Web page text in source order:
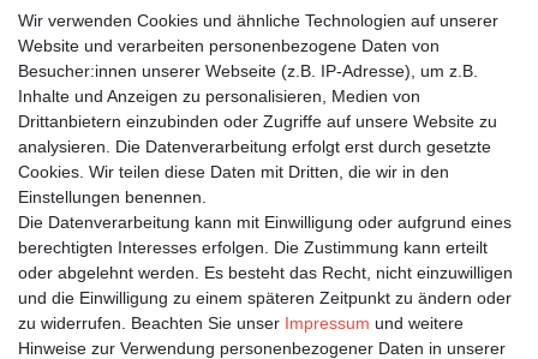
Wunschliste
Warenkorb
Bleiben Sie auf dem Laufenden ...
E-MAIL **
Newsletter
Honig
Hiermit bestätige ich, dass ich die
Einwilligung kann ich jederzeit widerrufen.**
Abonnieren
** Hierbei handelt es sich um ein Pflichtfeld.
Wir verwenden Cookies und ähnliche Technologien auf unserer
Website und verarbeiten personenbezogene Daten von
Besucher:innen unserer Webseite (z.B. IP-Adresse), um z.B.
Inhalte und Anzeigen zu personalisieren, Medien von
Drittanbietern einzubinden oder Zugriffe auf unsere Website zu
analysieren. Die Datenverarbeitung erfolgt erst durch gesetzte
Cookies. Wir teilen diese Daten mit Dritten, die wir in den
Einstellungen benennen.
Die Datenverarbeitung kann mit Einwilligung oder aufgrund eines
berechtigten Interesses erfolgen. Die Zustimmung kann erteilt
oder abgelehnt werden. Es besteht das Recht, nicht einzuwilligen
und die Einwilligung zu einem späteren Zeitpunkt zu ändern oder
zu widerrufen. Beachten Sie unser Impressum und weitere
Hinweise zur Verwendung personenbezogener Daten in unserer